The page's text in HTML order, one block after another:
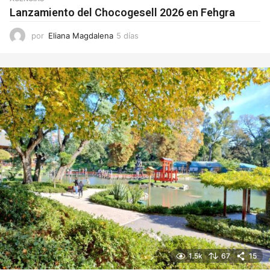
Lanzamiento del Chocogesell 2026 en Fehgra
por Eliana Magdalena 5 días
a
s
1.5k 67 15